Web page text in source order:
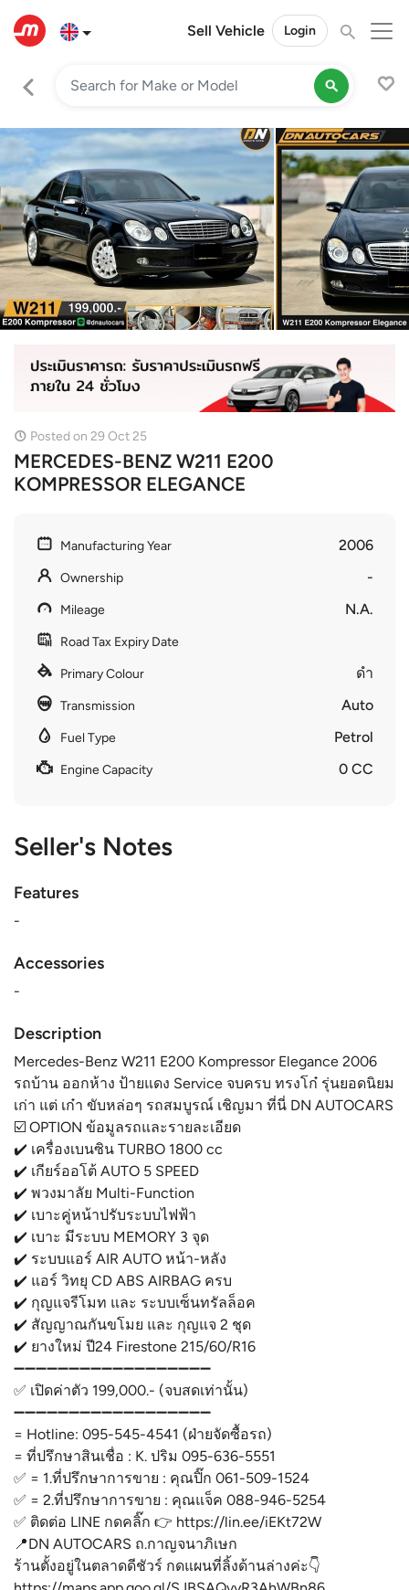
Sell Vehicle Login
Posted on 29 Oct 25
MERCEDES-BENZ W211 E200
KOMPRESSOR ELEGANCE
Manufacturing Year 2006
Ownership -
Mileage N.A.
Road Tax Expiry Date
Primary Colour ดำ
Transmission Auto
Fuel Type Petrol
Engine Capacity 0 CC
Seller's Notes
Features
-
Accessories
-
Description
Mercedes-Benz W211 E200 Kompressor Elegance 2006
รถบ้าน ออกห้าง ป้ายแดง Service จบครบ ทรงโก๋ รุ่นยอดนิยม
เก่า แต่ เก๋า ขับหล่อๆ รถสมบูรณ์ เชิญมา ที่นี่ DN AUTOCARS
☑️ OPTION ข้อมูลรถและรายละเอียด
✔️ เครื่องเบนซิน TURBO 1800 cc
✔️ เกียร์ออโต้ AUTO 5 SPEED
✔️ พวงมาลัย Multi-Function
✔️ เบาะคู่หน้าปรับระบบไฟฟ้า
✔️ เบาะ มีระบบ MEMORY 3 จุด
✔️ ระบบแอร์ AIR AUTO หน้า-หลัง
✔️ แอร์ วิทยุ CD ABS AIRBAG ครบ
✔️ กุญแจรีโมท และ ระบบเซ็นทรัลล็อค
✔️ สัญญาณกันขโมย และ กุญแจ 2 ชุด
✔️ ยางใหม่ ปี24 Firestone 215/60/R16
➖➖➖➖➖➖➖➖➖➖➖➖➖➖➖➖➖➖
✅ เปิดค่าตัว 199,000.- (จบสดเท่านั้น)
➖➖➖➖➖➖➖➖➖➖➖➖➖➖➖➖➖➖
= Hotline: 095-545-4541 (ฝ่ายจัดซื้อรถ)
= ที่ปรึกษาสินเชื่อ : K. ปริม 095-636-5551
✅ = 1.ที่ปรึกษาการขาย : คุณปิ๊ก 061-509-1524
✅ = 2.ที่ปรึกษาการขาย : คุณแจ็ค 088-946-5254
✅ ติดต่อ LINE กดคลิ๊ก 👉 https://lin.ee/iEKt72W
📍DN AUTOCARS ถ.กาญจนาภิเษก
ร้านตั้งอยู่ในตลาดดีชัวร์ กดแผนที่ลิ้งด้านล่างค่ะ👇